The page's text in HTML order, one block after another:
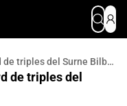
Justin Jaworski iguala el récord de triples del Surne Bilbao
de triples del